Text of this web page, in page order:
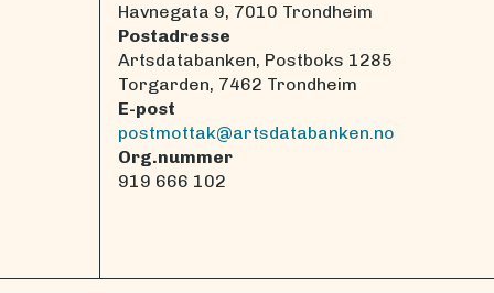
Havnegata 9, 7010 Trondheim
Postadresse
Artsdatabanken, Postboks 1285
Torgarden, 7462 Trondheim
E-post
postmottak@artsdatabanken.no
Org.nummer
919 666 102